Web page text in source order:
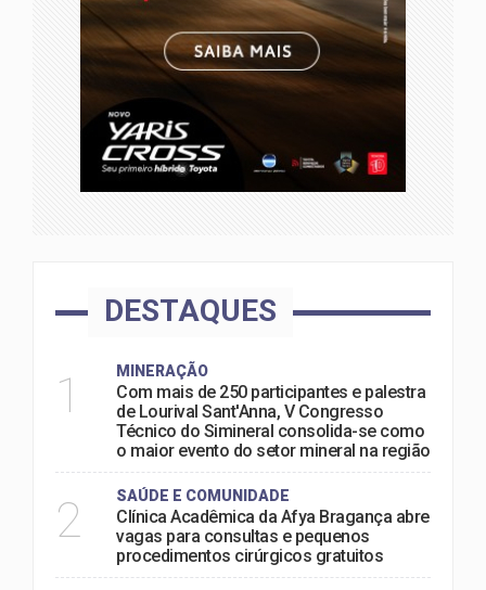
DESTAQUES
1 MINERAÇÃO
Com mais de 250 participantes e palestra
de Lourival Sant'Anna, V Congresso
Técnico do Simineral consolida-se como
o maior evento do setor mineral na região
2 SAÚDE E COMUNIDADE
Clínica Acadêmica da Afya Bragança abre
vagas para consultas e pequenos
procedimentos cirúrgicos gratuitos